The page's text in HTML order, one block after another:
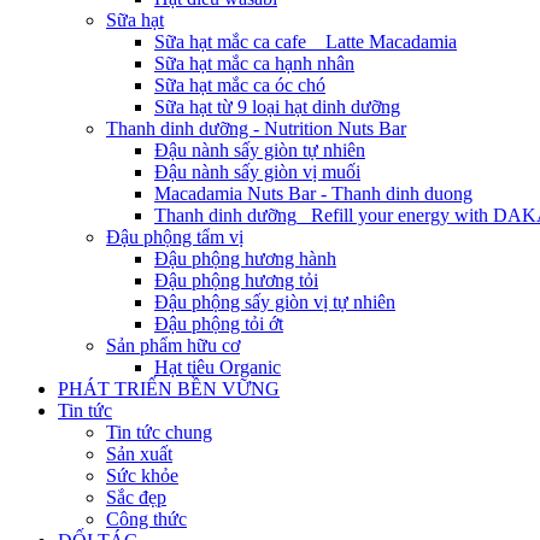
Sữa hạt
Sữa hạt mắc ca cafe _ Latte Macadamia
Sữa hạt mắc ca hạnh nhân
Sữa hạt mắc ca óc chó
Sữa hạt từ 9 loại hạt dinh dưỡng
Thanh dinh dưỡng - Nutrition Nuts Bar
Đậu nành sấy giòn tự nhiên
Đậu nành sấy giòn vị muối
Macadamia Nuts Bar - Thanh dinh duong
Thanh dinh dưỡng_ Refill your energy with
Đậu phộng tẩm vị
Đậu phộng hương hành
Đậu phộng hương tỏi
Đậu phộng sấy giòn vị tự nhiên
Đậu phộng tỏi ớt
Sản phẩm hữu cơ
Hạt tiêu Organic
PHÁT TRIỂN BỀN VỮNG
Tin tức
Tin tức chung
Sản xuất
Sức khỏe
Sắc đẹp
Công thức